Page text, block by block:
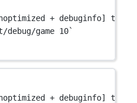
+ debuginfo]
game 10`
+ debuginfo]